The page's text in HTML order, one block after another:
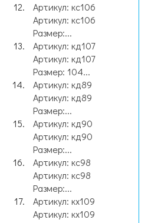
Артикул: кс106
Артикул: кс106
Размер:...
Артикул: кд107
Артикул: кд107
Размер: 104...
Артикул: кд89
Артикул: кд89
Размер:...
Артикул: кд90
Артикул: кд90
Размер:...
Артикул: кс98
Артикул: кс98
Размер:...
Артикул: кх109
Артикул: кх109